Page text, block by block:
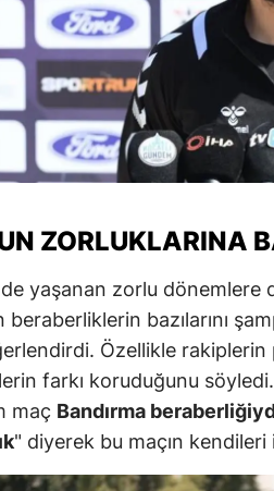
ZORLUKLARINA
yaşanan zorlu dönemlere
beraberliklerin bazılarını
Özellikle
farkı koruduğunu söyledi.
maç Bandırma
" diyerek bu maçın